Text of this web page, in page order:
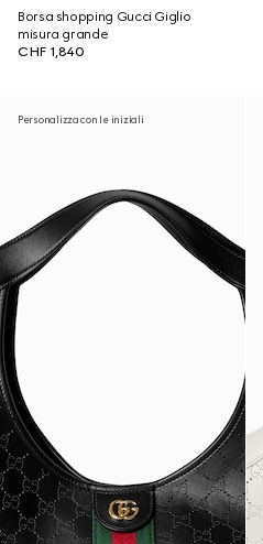
Borsa shopping Gucci Giglio
misura grande
CHF 1,840
Personalizza con le iniziali